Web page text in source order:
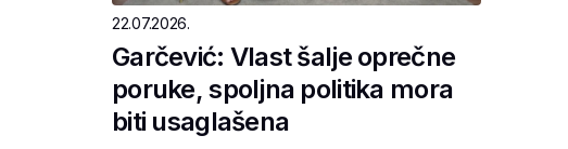
22.07.2026.
Garčević: Vlast šalje oprečne
poruke, spoljna politika mora
biti usaglašena